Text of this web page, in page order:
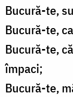
Bucură-te,
Bucură-te,
Bucură-te,
împaci;
Bucură-te,